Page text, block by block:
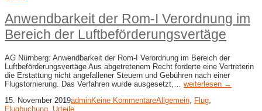
Anwendbarkeit der Rom-I Verordnung im
Bereich der Luftbeförderungsvertäge
AG Nürnberg: Anwendbarkeit der Rom-I Verordnung im Bereich der
Luftbeförderungsvertäge Aus abgetretenem Recht forderte eine Vertreterin
die Erstattung nicht angefallener Steuern und Gebühren nach einer
Flugstornierung. Das Verfahren wurde ausgesetzt,… weiterlesen →
15. November 2019adminKeine KommentareAllgemein, Flug,
Flugbuchung, Urteile